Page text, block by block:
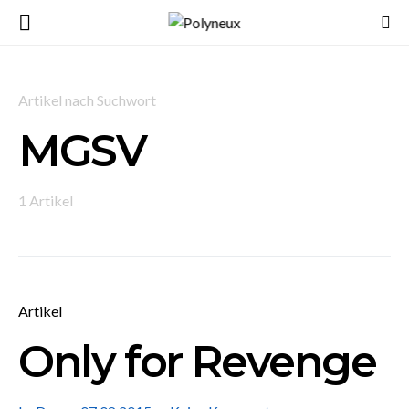
Artikel nach Suchwort
MGSV
1 Artikel
Artikel
Only for Revenge